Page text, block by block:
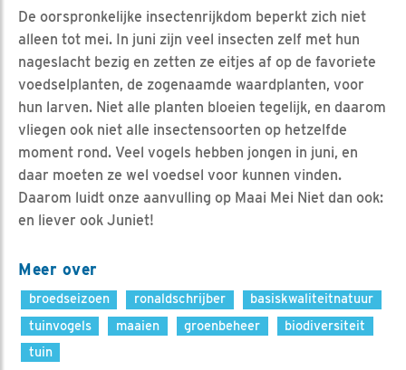
De oorspronkelijke insectenrijkdom beperkt zich niet
alleen tot mei. In juni zijn veel insecten zelf met hun
nageslacht bezig en zetten ze eitjes af op de favoriete
voedselplanten, de zogenaamde waardplanten, voor
hun larven. Niet alle planten bloeien tegelijk, en daarom
vliegen ook niet alle insectensoorten op hetzelfde
moment rond. Veel vogels hebben jongen in juni, en
daar moeten ze wel voedsel voor kunnen vinden.
Daarom luidt onze aanvulling op Maai Mei Niet dan ook:
en liever ook Juniet!
Meer over
broedseizoen ronaldschrijber
basiskwaliteitnatuur
tuinvogels
maaien groenbeheer
biodiversiteit
tuin